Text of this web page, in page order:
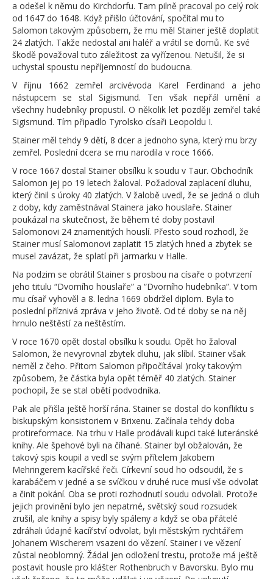
a odešel k němu do Kirchdorfu. Tam pilně pracoval po celý rok
od 1647 do 1648. Když přišlo účtování, spočítal mu to
Salomon takovým způsobem, že mu měl Stainer ještě doplatit
24 zlatých. Takže nedostal ani haléř a vrátil se domů. Ke své
škodě považoval tuto záležitost za vyřízenou. Netušil, že si
uchystal spoustu nepříjemností do budoucna.
V říjnu 1662 zemřel arcivévoda Karel Ferdinand a jeho
nástupcem se stal Sigismund. Ten však nepřál umění a
všechny hudebníky propustil. O několik let později zemřel také
Sigismund. Tím připadlo Tyrolsko císaři Leopoldu I.
Stainer měl tehdy 9 dětí, 8 dcer a jednoho syna, který mu brzy
zemřel. Poslední dcera se mu narodila v roce 1666.
V roce 1667 dostal Stainer obsílku k soudu v Taur. Obchodník
Salomon jej po 19 letech žaloval. Požadoval zaplacení dluhu,
který činil s úroky 40 zlatých. V žalobě uvedl, že se jedná o dluh
z doby, kdy zaměstnával Stainera jako houslaře. Stainer
poukázal na skutečnost, že během té doby postavil
Salomonovi 24 znamenitých houslí. Přesto soud rozhodl, že
Stainer musí Salomonovi zaplatit 15 zlatých hned a zbytek se
musel zavázat, že splatí při jarmarku v Halle.
Na podzim se obrátil Stainer s prosbou na císaře o potvrzení
jeho titulu “Dvorního houslaře” a “Dvorního hudebníka”. V tom
mu císař vyhověl a 8. ledna 1669 obdržel diplom. Byla to
poslední příznivá zpráva v jeho životě. Od té doby se na něj
hrnulo neštěstí za neštěstím.
V roce 1670 opět dostal obsílku k soudu. Opět ho žaloval
Salomon, že nevyrovnal zbytek dluhu, jak slíbil. Stainer však
neměl z čeho. Přitom Salomon připočítával )roky takovým
způsobem, že částka byla opět téměř 40 zlatých. Stainer
pochopil, že se stal obětí podvodníka.
Pak ale přišla ještě horší rána. Stainer se dostal do konfliktu s
biskupským konsistoriem v Brixenu. Začínala tehdy doba
protireformace. Na trhu v Halle prodávali kupci také luteránské
knihy. Ale špehové byli na číhané. Stainer byl obžalován, že
takový spis koupil a vedl se svým přítelem Jakobem
Mehringerem kacířské řeči. Církevní soud ho odsoudil, že s
karabáčem v jedné a se svíčkou v druhé ruce musí vše odvolat
a činit pokání. Oba se proti rozhodnutí soudu odvolali. Protože
jejich provinění bylo jen nepatrné, světský soud rozsudek
zrušil, ale knihy a spisy byly spáleny a když se oba přátelé
zdráhali údajné kacířství odvolat, byli městským rychtářem
Johanem Wischerem vsazeni do vězení. Stainer i ve vězení
zůstal neoblomný. Žádal jen odložení trestu, protože má ještě
postavit housle pro klášter Rothenbruch v Bavorsku. Bylo mu